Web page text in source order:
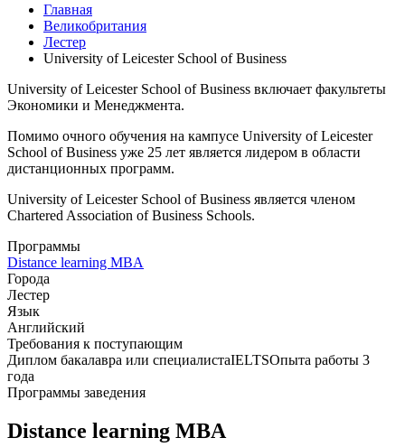
Главная
Великобритания
Лестер
University of Leicester School of Business
University of Leicester School of Business включает факультеты
Экономики и Менеджмента.
Помимо очного обучения на кампусе University of Leicester
School of Business уже 25 лет является лидером в области
дистанционных программ.
University of Leicester School of Business является членом
Chartered Association of Business Schools.
Программы
Distance learning MBA
Города
Лестер
Язык
Английский
Требования к поступающим
Диплом бакалавра или специалистаIELTSОпыта работы 3
года
Программы заведения
Distance learning MBA